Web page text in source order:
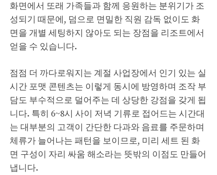
화면에서 또래 가족들과 함께 응원하는 분위기가 조
성되기 때문에, 덤으로 면밀한 직원 감독 없이도 화
면을 개별 세팅하지 않아도 되는 장점을 리조트에서
얻을 수 있습니다.
점점 더 까다로워지는 계절 사업장에서 인기 있는 실
시간 포맷 콘텐츠는 이렇게 동시에 방영하며 조작 부
담도 부수적으로 덜어주는 데 상당한 강점을 갖게 됩
니다. 특히 6~8시 사이 저녁 기류로 접어드는 시간대
는 대부분의 고객이 간단한 다과와 음료를 주문하며
체류가 늘어나는 패턴을 보이므로, 미리 세트 된 화
면 구성이 자리 싸움 해소라는 뜻밖의 이점도 만들어
냅니다.